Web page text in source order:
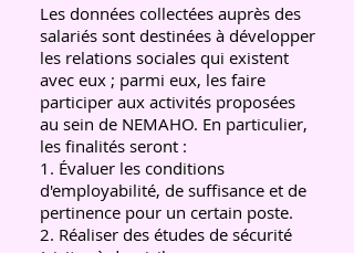
Les données collectées auprès des
salariés sont destinées à développer
les relations sociales qui existent
avec eux ; parmi eux, les faire
participer aux activités proposées
au sein de NEMAHO. En particulier,
les finalités seront :
1. Évaluer les conditions
d'employabilité, de suffisance et de
pertinence pour un certain poste.
2. Réaliser des études de sécurité